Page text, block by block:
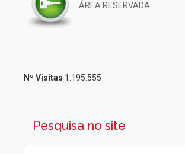
ÁREA RESERVADA
Nº Visitas 1.195.555
Pesquisa no site